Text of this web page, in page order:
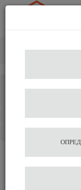
Отзывы